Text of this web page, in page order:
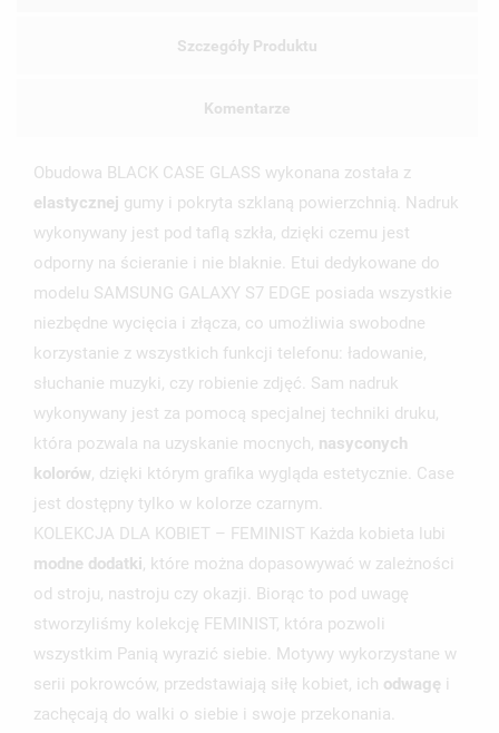
Szczegóły Produktu
Komentarze
Obudowa BLACK CASE GLASS wykonana została z
elastycznej gumy i pokryta szklaną powierzchnią. Nadruk
wykonywany jest pod taflą szkła, dzięki czemu jest
odporny na ścieranie i nie blaknie. Etui dedykowane do
modelu SAMSUNG GALAXY S7 EDGE posiada wszystkie
niezbędne wycięcia i złącza, co umożliwia swobodne
korzystanie z wszystkich funkcji telefonu: ładowanie,
słuchanie muzyki, czy robienie zdjęć. Sam nadruk
wykonywany jest za pomocą specjalnej techniki druku,
która pozwala na uzyskanie mocnych, nasyconych
kolorów, dzięki którym grafika wygląda estetycznie. Case
jest dostępny tylko w kolorze czarnym.
KOLEKCJA DLA KOBIET – FEMINIST Każda kobieta lubi
modne dodatki, które można dopasowywać w zależności
od stroju, nastroju czy okazji. Biorąc to pod uwagę
stworzyliśmy kolekcję FEMINIST, która pozwoli
wszystkim Panią wyrazić siebie. Motywy wykorzystane w
serii pokrowców, przedstawiają siłę kobiet, ich odwagę i
zachęcają do walki o siebie i swoje przekonania.
MOJE LISTY ŻYCZEŃ
add_circle_outlineUTWÓRZ NOWĄ LISTĘ
UTWÓRZ LISTĘ ŻYCZEŃ
NAZWA LISTY ŻYCZEŃ
UTWÓRZ LISTĘ ŻYCZEŃ
ZALOGUJ SIĘ
MUSISZ BYĆ ZALOGOWANY BY ZAPISAĆ PRODUKTY NA
SWOJEJ LIŚCIE ŻYCZEŃ.
ANULUJ ZALOGUJ SIĘ